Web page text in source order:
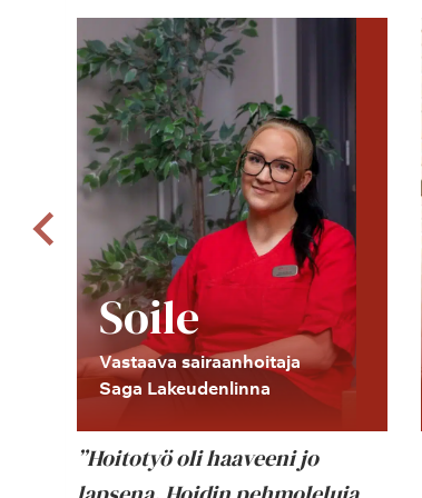
Soile
Vastaava sairaanhoitaja
Saga Lakeudenlinna
”Hoitotyö oli haaveeni jo